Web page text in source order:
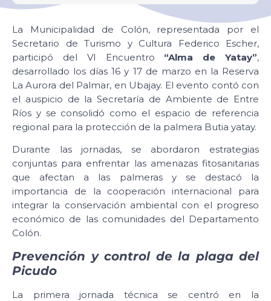
La Municipalidad de Colón, representada por el
Secretario de Turismo y Cultura Federico Escher,
participó del VI Encuentro “Alma de Yatay”,
desarrollado los días 16 y 17 de marzo en la Reserva
La Aurora del Palmar, en Ubajay. El evento contó con
el auspicio de la Secretaría de Ambiente de Entre
Ríos y se consolidó como el espacio de referencia
regional para la protección de la palmera Butia yatay.
Durante las jornadas, se abordaron estrategias
conjuntas para enfrentar las amenazas fitosanitarias
que afectan a las palmeras y se destacó la
importancia de la cooperación internacional para
integrar la conservación ambiental con el progreso
económico de las comunidades del Departamento
Colón.
Prevención y control de la plaga del
Picudo
La primera jornada técnica se centró en la